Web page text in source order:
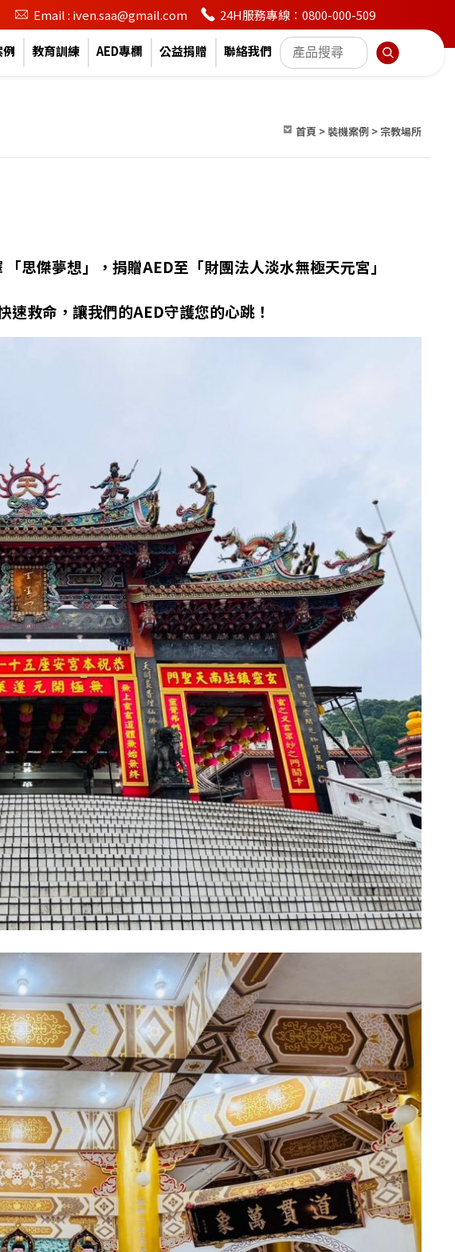
facebookEmail : iven.saa@gmail.com 24H服務專線：0800-000-509
教育訓練 AED專欄 公益捐贈 聯絡我們
首頁 > 裝機案例 > 宗教場所
傑夢想」，捐贈AED至「財團法人淡水無極天元宮」
救命，讓我們的AED守護您的心跳！